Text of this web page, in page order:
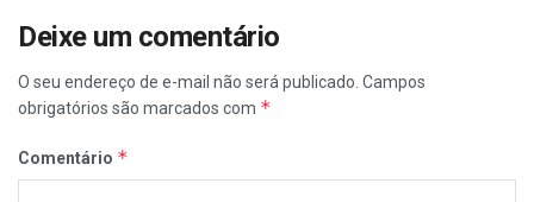
Deixe um comentário
O seu endereço de e-mail não será publicado. Campos
obrigatórios são marcados com *
Comentário *